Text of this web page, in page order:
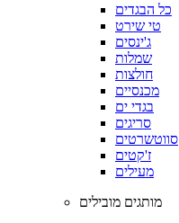
כל הבגדים
טי שירט
ג'ינסים
שמלות
חולצות
מכנסיים
בגדי ים
סריגים
סווטשרטים
ז'קטים
מעילים
מותגים מובילים